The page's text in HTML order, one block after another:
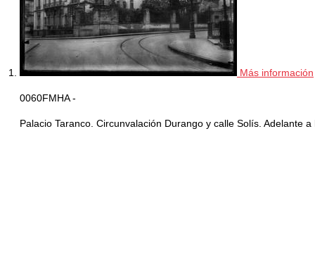
Más información
0060FMHA -
Palacio Taranco. Circunvalación Durango y calle Solís. Adelante